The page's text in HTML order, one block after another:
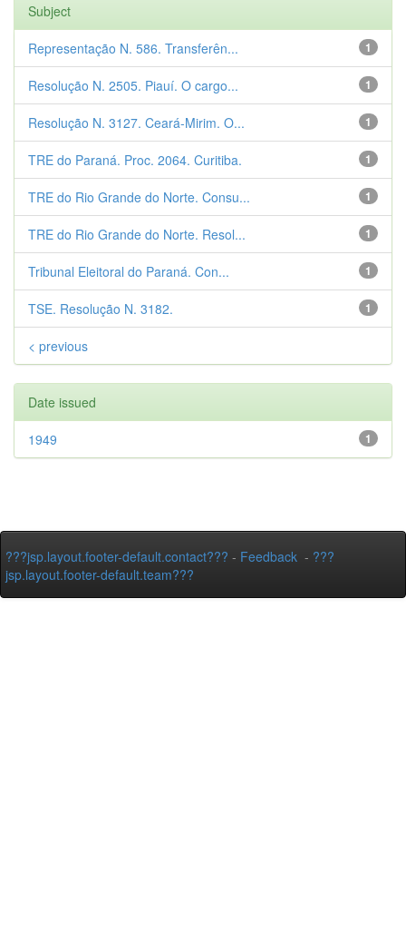
Subject
1
Representação N. 586. Transferên...
1
Resolução N. 2505. Piauí. O cargo...
1
Resolução N. 3127. Ceará-Mirim. O...
1
TRE do Paraná. Proc. 2064. Curitiba.
1
TRE do Rio Grande do Norte. Consu...
1
TRE do Rio Grande do Norte. Resol...
1
Tribunal Eleitoral do Paraná. Con...
1
TSE. Resolução N. 3182.
< previous
Date issued
1
1949
???jsp.layout.footer-default.contact??? - Feedback - ???
jsp.layout.footer-default.team???